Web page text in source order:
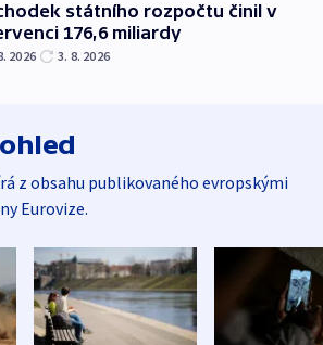
státního rozpočtu činil v
176,6 miliardy
2026 3. 8. 2026
z obsahu publikovaného evropskými
Eurovize.